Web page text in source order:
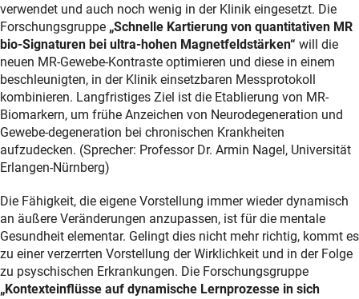
verwendet und auch noch wenig in der Klinik eingesetzt. Die
Forschungsgruppe „Schnelle Kartierung von quantitativen MR
bio-Signaturen bei ultra-hohen Magnetfeldstärken“ will die
neuen MR-Gewebe-Kontraste optimieren und diese in einem
beschleunigten, in der Klinik einsetzbaren Messprotokoll
kombinieren. Langfristiges Ziel ist die Etablierung von MR-
Biomarkern, um frühe Anzeichen von Neurodegeneration und
Gewebe-degeneration bei chronischen Krankheiten
aufzudecken. (Sprecher: Professor Dr. Armin Nagel, Universität
Erlangen-Nürnberg)
Die Fähigkeit, die eigene Vorstellung immer wieder dynamisch
an äußere Veränderungen anzupassen, ist für die mentale
Gesundheit elementar. Gelingt dies nicht mehr richtig, kommt es
zu einer verzerrten Vorstellung der Wirklichkeit und in der Folge
zu psyschischen Erkrankungen. Die Forschungsgruppe
„Kontexteinflüsse auf dynamische Lernprozesse in sich